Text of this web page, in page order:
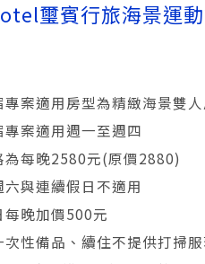
璽賓行旅海景運
專案適用房型為精緻海景雙人
專案適用週一至週四
為每晚2580元(原價2880)
與連續假日不適用
每晚加價500元
性備品、續住不提供打掃服